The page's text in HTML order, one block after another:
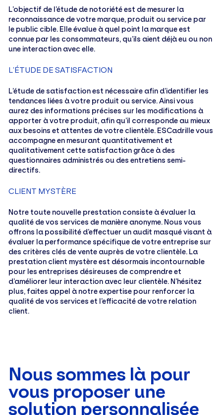
L’objectif de l’étude de notoriété est de mesurer la
reconnaissance de votre marque, produit ou service par
le public cible. Elle évalue à quel point la marque est
connue par les consommateurs, qu’ils aient déjà eu ou non
une interaction avec elle.
L’ÉTUDE DE SATISFACTION
L’étude de satisfaction est nécessaire afin d’identifier les
tendances liées à votre produit ou service. Ainsi vous
aurez des informations précises sur les modifications à
apporter à votre produit, afin qu’il corresponde au mieux
aux besoins et attentes de votre clientèle. ESCadrille vous
accompagne en mesurant quantitativement et
qualitativement cette satisfaction grâce à des
questionnaires administrés ou des entretiens semi-
directifs.
CLIENT MYSTÈRE
Notre toute nouvelle prestation consiste à évaluer la
qualité de vos services de manière anonyme. Nous vous
offrons la possibilité d’effectuer un audit masqué visant à
évaluer la performance spécifique de votre entreprise sur
des critères clés de vente auprès de votre clientèle. La
prestation client mystère est désormais incontournable
pour les entreprises désireuses de comprendre et
d’améliorer leur interaction avec leur clientèle. N’hésitez
plus, faites appel à notre expertise pour renforcer la
qualité de vos services et l’efficacité de votre relation
client.
Nous sommes là pour
vous proposer une
solution personnalisée